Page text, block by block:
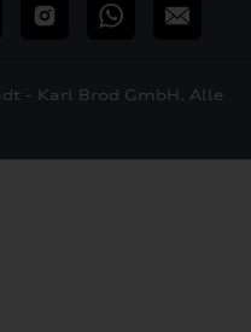
InstagramWhatsApp
E-
- Karl Brod GmbH. Alle